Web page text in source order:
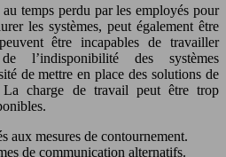
les systèmes, peut également être
être incapables de travailler
l’indisponibilité des systèmes
de mettre en place des solutions de
La charge de travail peut être trop
aux mesures de contournement.
de communication alternatifs.